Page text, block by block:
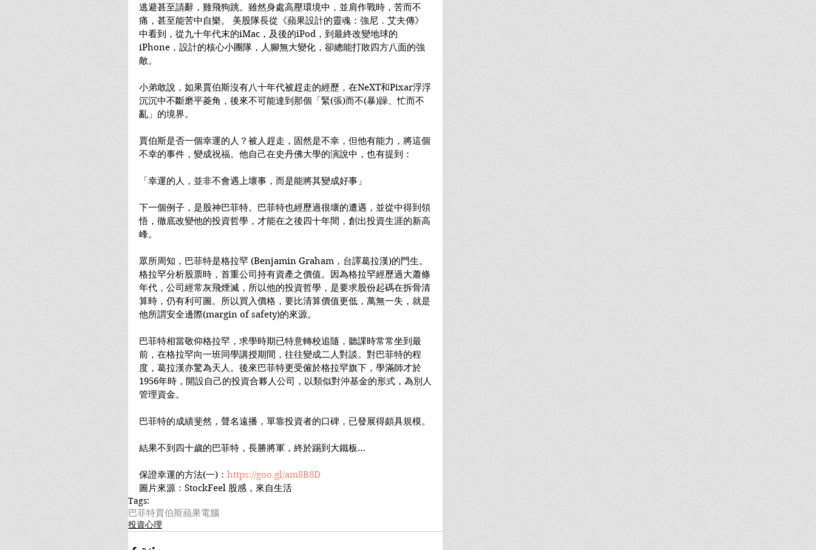
逃避甚至請辭，雞飛狗跳。雖然身處高壓環境中，並肩作戰時，苦而不
痛，甚至能苦中自樂。 美股隊長從《蘋果設計的靈魂：強尼．艾夫傳》
中看到，從九十年代末的iMac，及後的iPod，到最終改變地球的
iPhone，設計的核心小團隊，人腳無大變化，卻總能打敗四方八面的強
敵。
小弟敢說，如果賈伯斯沒有八十年代被趕走的經歷，在NeXT和Pixar浮浮
沉沉中不斷磨平菱角，後來不可能達到那個「緊(張)而不(暴)躁、忙而不
亂」的境界。
賈伯斯是否一個幸運的人？被人趕走，固然是不幸，但他有能力，將這個
不幸的事件，變成祝福。他自己在史丹佛大學的演說中，也有提到：
「幸運的人，並非不會遇上壞事，而是能將其變成好事」
下一個例子，是股神巴菲特。巴菲特也經歷過很壞的遭遇，並從中得到領
悟，徹底改變他的投資哲學，才能在之後四十年間，創出投資生涯的新高
峰。
眾所周知，巴菲特是格拉罕 (Benjamin Graham，台譯葛拉漢)的門生。
格拉罕分析股票時，首重公司持有資產之價值。因為格拉罕經歷過大蕭條
年代，公司經常灰飛煙滅，所以他的投資哲學，是要求股份起碼在拆骨清
算時，仍有利可圖。所以買入價格，要比清算價值更低，萬無一失，就是
他所謂安全邊際(margin of safety)的來源。
巴菲特相當敬仰格拉罕，求學時期已特意轉校追隨，聽課時常常坐到最
前，在格拉罕向一班同學講授期間，往往變成二人對談。對巴菲特的程
度，葛拉漢亦驚為天人。後來巴菲特更受僱於格拉罕旗下，學滿師才於
1956年時，開設自己的投資合夥人公司，以類似對沖基金的形式，為別人
管理資金。
巴菲特的成績斐然，聲名遠播，單靠投資者的口碑，已發展得頗具規模。
結果不到四十歲的巴菲特，長勝將軍，終於踢到大鐵板…
保證幸運的方法(一)： https://goo.gl/am8B8D
圖片來源：StockFeel 股感，來自生活
Tags:
巴菲特賈伯斯蘋果電腦
投資心理